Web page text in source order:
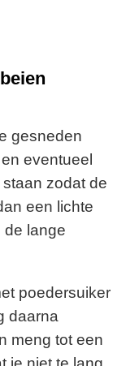
gesneden
eventueel
zodat de
een lichte
de lange
poedersuiker
daarna
meng tot een